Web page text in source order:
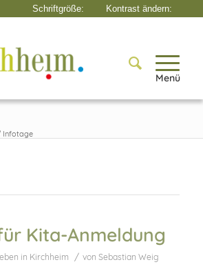
Menü
Infotage
Kita-Anmeldung
in Kirchheim / von Sebastian Weig